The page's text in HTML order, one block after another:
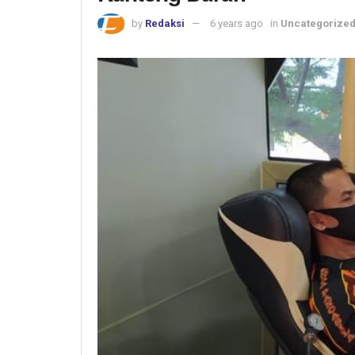
by Redaksi 6 years ago in Uncategorized